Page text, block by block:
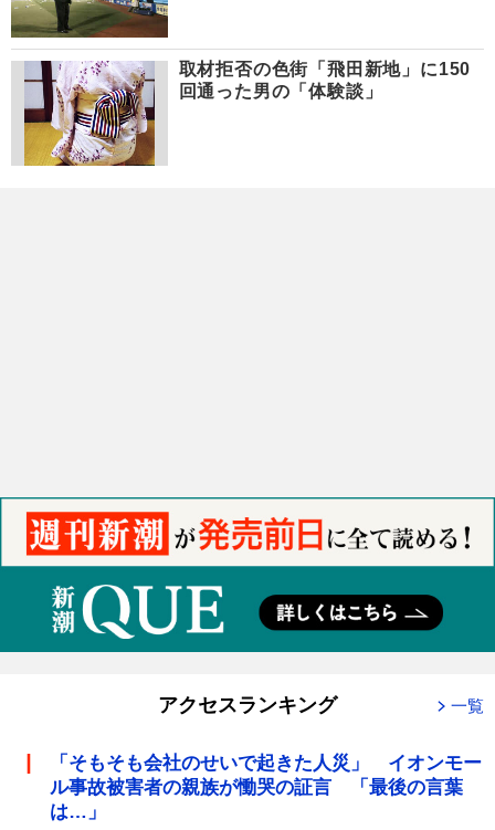
取材拒否の色街「飛田新地」に150
回通った男の「体験談」
アクセスランキング 一覧
「そもそも会社のせいで起きた人災」 イオンモー
ル事故被害者の親族が慟哭の証言 「最後の言葉
は…」